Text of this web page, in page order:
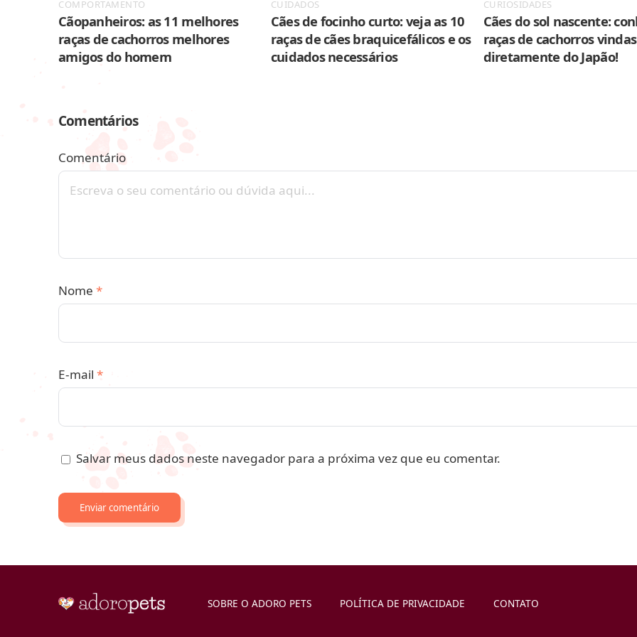
COMPORTAMENTO
Cãopanheiros: as 11 melhores
raças de cachorros melhores
amigos do homem
CUIDADOS
Cães de focinho curto: veja as 10
raças de cães braquicefálicos e os
cuidados necessários
CURIOSIDADES
Cães do sol nascente:
raças de cachorros vindas
diretamente do Japão!
Comentários
Comentário
Nome *
E-mail *
Salvar meus dados neste navegador para a próxima vez que eu comentar.
SOBRE O ADORO PETS POLÍTICA DE PRIVACIDADE CONTATO